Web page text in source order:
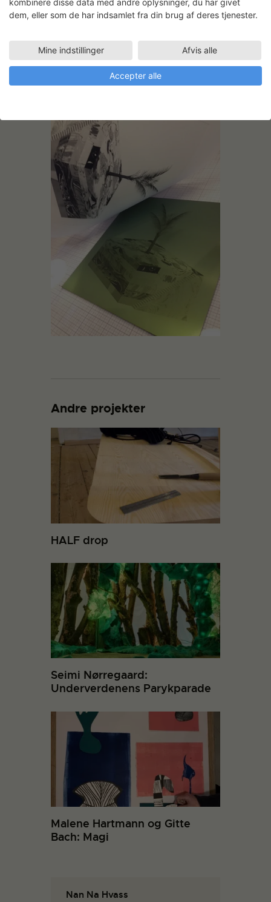
Andre projekter
HALF drop
Seimi Nørregaard:
Underverdenens Parykparade
Malene Hartmann og Gitte
Bach: Magi
Nan Na Hvass
kombinere disse data med andre oplysninger, du har givet
dem, eller som de har indsamlet fra din brug af deres tjenester.
Mine indstillinger Afvis alle
Accepter alle